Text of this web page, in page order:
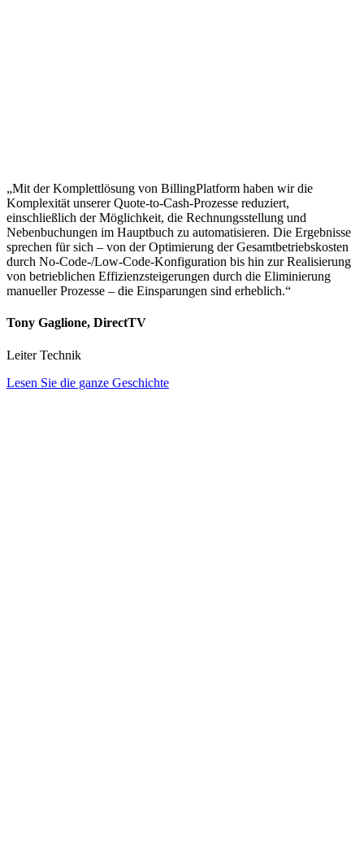
„Mit der Komplettlösung von BillingPlatform haben wir die
Komplexität unserer Quote-to-Cash-Prozesse reduziert,
einschließlich der Möglichkeit, die Rechnungsstellung und
Nebenbuchungen im Hauptbuch zu automatisieren. Die Ergebnisse
sprechen für sich – von der Optimierung der Gesamtbetriebskosten
durch No-Code-/Low-Code-Konfiguration bis hin zur Realisierung
von betrieblichen Effizienzsteigerungen durch die Eliminierung
manueller Prozesse – die Einsparungen sind erheblich.“
Tony Gaglione, DirectTV
Leiter Technik
Lesen Sie die ganze Geschichte